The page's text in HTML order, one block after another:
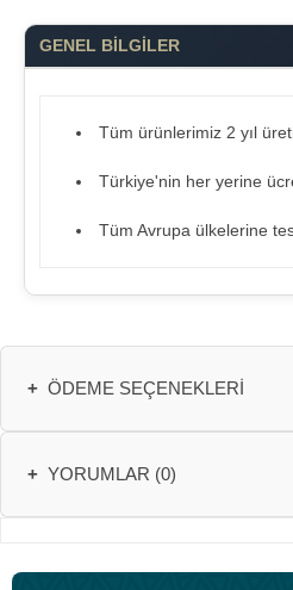
GENEL BİLGİLER
Tüm ürünlerimiz 2 yıl
Türkiye'nin her yerine
Tüm Avrupa ülkelerine
+ ÖDEME SEÇENEKLERI
+ YORUMLAR (0)